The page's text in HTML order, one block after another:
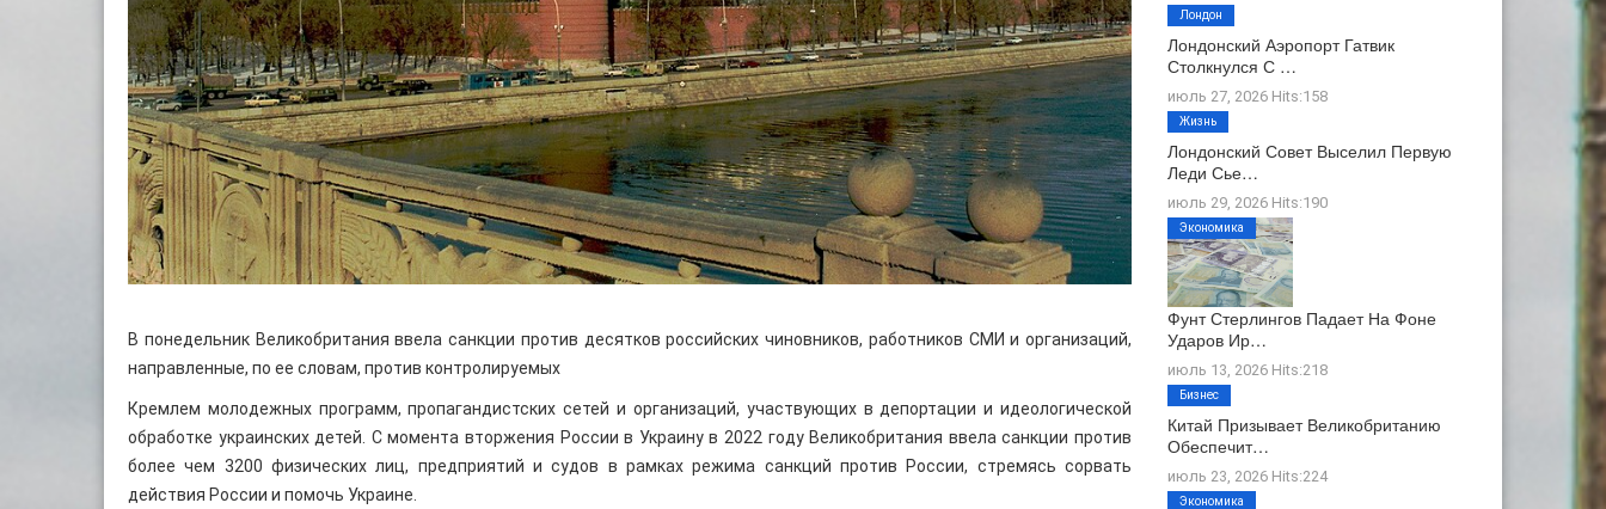
В понедельник Великобритания ввела санкции против десятков российских чиновников, работников СМИ и организаций,
направленные, по ее словам, против контролируемых
Кремлем молодежных программ, пропагандистских сетей и организаций, участвующих в депортации и идеологической
обработке украинских детей. С момента вторжения России в Украину в 2022 году Великобритания ввела санкции против
более чем 3200 физических лиц, предприятий и судов в рамках режима санкций против России, стремясь сорвать
действия России и помочь Украине.
Лондонский Аэропорт Гатвик
Столкнулся С …
июль 27, 2026 Hits:158
Лондон
Лондонский Совет Выселил Первую
Леди Сье…
июль 29, 2026 Hits:190
Жизнь
Фунт Стерлингов Падает На Фоне
Ударов Ир…
июль 13, 2026 Hits:218
Экономика
Китай Призывает Великобританию
Обеспечит…
июль 23, 2026 Hits:224
Бизнес
Экономика